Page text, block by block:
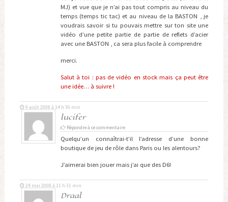
MJ) et vue que je n’ai pas tout compris au niveau du
temps (temps tic tac) et au niveau de la BASTON , je
voudrais savoir si tu pouvais mettre sur ton site une
vidéo d’une petite partie de partie de reflets d’acier
avec une BASTON , ca sera plus facile à comprendre
merci.
Salut à toi : pas de vidéo en stock mais ça peut être
une idée… à suivre !
lucifer
9 août 2008 à 14 h 30 min
Répondre à ce commentaire
Quelqu’un connaîtrai-t’il l’adresse d’une bonne
boutique de jeu de rôle dans Paris ou les alentours?
J’aimerai bien jouer mais j’ai que des D6!
Draal
24 mai 2008 à 11 h 31 min